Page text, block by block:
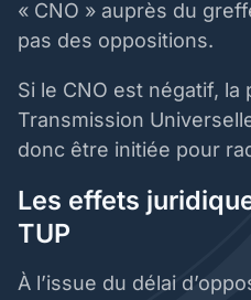
« CNO » auprès du
pas des oppositions.
Si le CNO est négatif, la
Transmission
donc être initiée pour
Les effets
TUP
À l’issue du délai